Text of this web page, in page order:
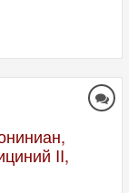
II,